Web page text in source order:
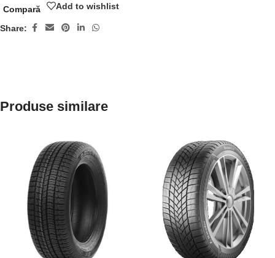
Compară Add to wishlist
Share:
Produse similare